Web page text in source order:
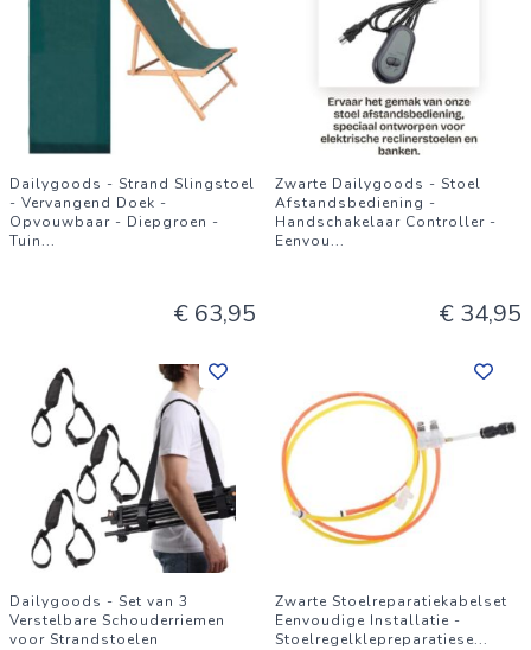
Dailygoods - Strand Slingstoel
- Vervangend Doek -
Opvouwbaar - Diepgroen -
Tuin...
€ 63,95
Zwarte Dailygoods - Stoel
Afstandsbediening -
Handschakelaar Controller -
Eenvou...
€ 34,95
Dailygoods - Set van 3
Verstelbare Schouderriemen
voor Strandstoelen
Zwarte Stoelreparatiekabelset
Eenvoudige Installatie -
Stoelregelklepreparatiese...